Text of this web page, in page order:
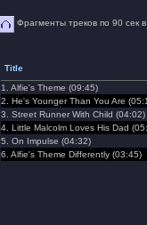
Фрагменты треков по 90 сек
Title
1. Alfie's Theme (09:45)
2. He's Younger Than You Are
3. Street Runner With Child (04:02)
4. Little Malcolm Loves His Dad
5. On Impulse (04:32)
6. Alfie's Theme Differently (03:45)